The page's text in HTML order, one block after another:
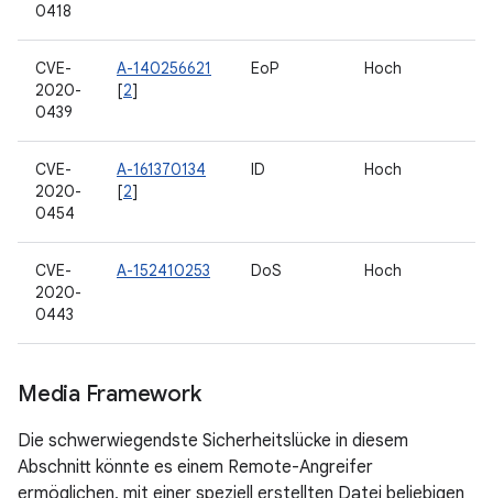
0418
CVE-
2020-
0439
A-140256621
[2]
EoP Hoch
CVE-
2020-
0454
A-161370134
[2]
ID Hoch
CVE-
2020-
0443
A-152410253 DoS Hoch
Media Framework
Die schwerwiegendste Sicherheitslücke in diesem
Abschnitt könnte es einem Remote-Angreifer
ermöglichen, mit einer speziell erstellten Datei beliebigen